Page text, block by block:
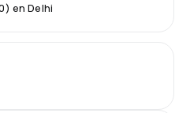
en Delhi